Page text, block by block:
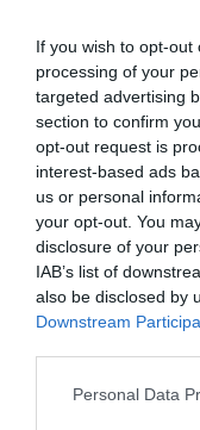
If you wish to opt-
processing of your
targeted advertising
section to confirm
opt-out request is
interest-based ads
us or personal
your opt-out. You
disclosure of your
IAB’s list of
also be disclosed by
Downstream
Please note that this
Personal Data
Bookline
Agatha Christie
tekintett a
ihletként a
téli hónapok
hátteret a
nyomozásokhoz.
Karácsonyi
kötetekben
nem feltétlenül